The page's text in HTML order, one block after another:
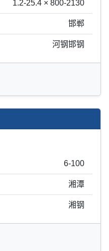
1.2-25.4 × 800-2130
邯郸
河钢邯钢
6-100
湘潭
湘钢